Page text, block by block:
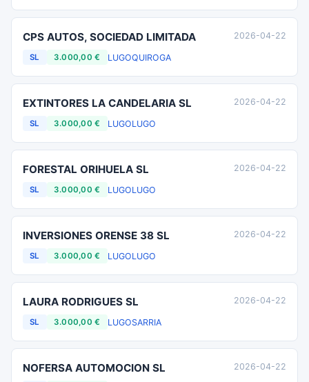
CPS AUTOS, SOCIEDAD LIMITADA
SL 3.000,00 € LUGOQUIROGA
2026-04-22
EXTINTORES LA CANDELARIA SL
SL 3.000,00 € LUGOLUGO
2026-04-22
FORESTAL ORIHUELA SL
SL 3.000,00 € LUGOLUGO
2026-04-22
INVERSIONES ORENSE 38 SL
SL 3.000,00 € LUGOLUGO
2026-04-22
LAURA RODRIGUES SL
SL 3.000,00 € LUGOSARRIA
2026-04-22
NOFERSA AUTOMOCION SL 2026-04-22